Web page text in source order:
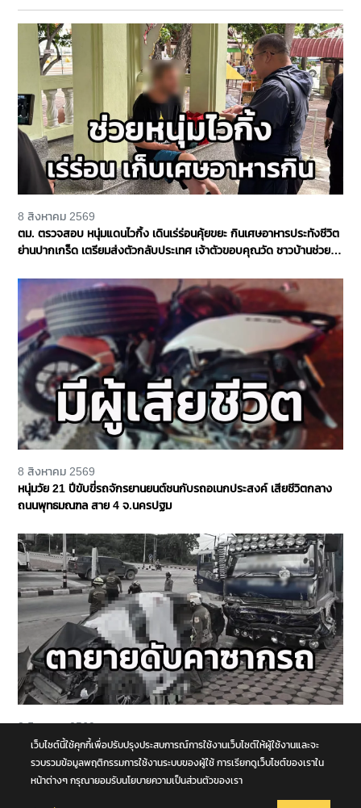
8 สิงหาคม 2569
ตม. ตรวจสอบ หนุ่มแดนไวกิ้ง เดินเร่ร่อนคุ้ยขยะ กินเศษอาหารประทังชีวิต
ย่านปากเกร็ด เตรียมส่งตัวกลับประเทศ เจ้าตัวขอบคุณวัด ชาวบ้านช่วย
8 สิงหาคม 2569
หนุ่มวัย 21 ปีขับขี่รถจักรยานยนต์ชนกับรถอเนกประสงค์ เสียชีวิตกลาง
ถนนพุทธมณฑล สาย 4 จ.นครปฐม
8 สิงหาคม 2569
รถนั่งส่วนบุคคลชนกับรถบรรทุก กลางทางแยกหน้าโคก คุณตา-คุณยาย
เสียชีวิตในซากรถ จ.พระนครศรีอยุธยา
เว็บไซต์นี้ใช้คุกกี้เพื่อปรับปรุงประสบการณ์การใช้งานเว็บไซต์ให้ผู้ใช้งานและจะ
รวบรวมข้อมูลพฤติกรรมการใช้งานระบบของผู้ใช้ การเรียกดูเว็บไซต์ของเราใน
หน้าต่างๆ กรุณายอมรับนโยบายความเป็นส่วนตัวของเรา